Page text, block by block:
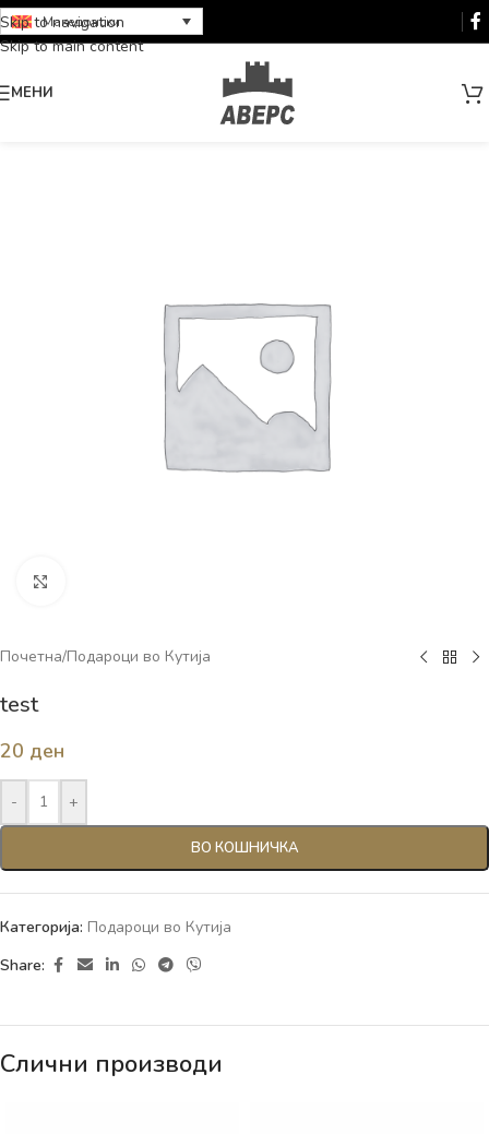
Skip to navigation
Skip to main content
Македонски
МЕНИ
Почетна/Подароци во Кутија
test
20 ден
- +
ВО КОШНИЧКА
Категорија: Подароци во Кутија
Share:
Слични производи